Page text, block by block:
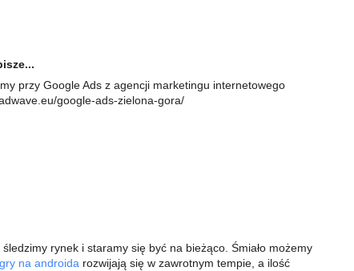
przy Google Ads z agencji marketingu internetowego
google-ads-zielona-gora/
rynek i staramy się być na bieżąco. Śmiało możemy
na androida rozwijają się w zawrotnym tempie, a ilość